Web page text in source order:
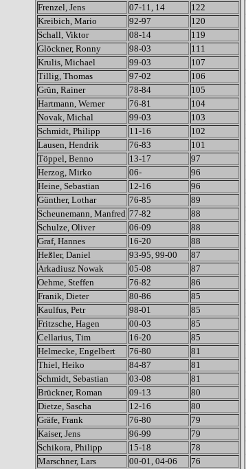
Frenzel, Jens
07-11, 14
122
Kreibich, Mario
92-97
120
Schall, Viktor
08-14
119
Glöckner, Ronny
98-03
111
Krulis, Michael
99-03
107
Tillig, Thomas
97-02
106
Grün, Rainer
78-84
105
Hartmann, Werner
76-81
104
Novak, Michal
99-03
103
Schmidt, Philipp
11-16
102
Lausen, Hendrik
76-83
101
Töppel, Benno
13-17
97
Herzog, Mirko
06-
96
Heine, Sebastian
12-16
96
Günther, Lothar
76-85
89
Scheunemann, Manfred 77-82
88
Schulze, Oliver
06-09
88
Graf, Hannes
16-20
88
Heßler, Daniel
93-95, 99-00
87
Arkadiusz Nowak
05-08
87
Oehme, Steffen
76-82
86
Franik, Dieter
80-86
85
Kaulfus, Petr
98-01
85
Fritzsche, Hagen
00-03
85
Cellarius, Tim
16-20
85
Helmecke, Engelbert
76-80
81
Thiel, Heiko
84-87
81
Schmidt, Sebastian
03-08
81
Brückner, Roman
09-13
80
Dietze, Sascha
12-16
80
Gräfe, Frank
76-80
79
Kaiser, Jens
96-99
79
Schikora, Philipp
15-18
78
Marschner, Lars
00-01, 04-06
76